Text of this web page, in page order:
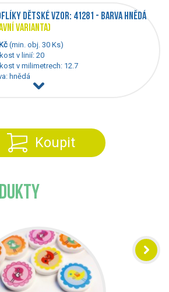
DĚTSKÉ VZOR: 41281 - BARVA HNĚDÁ
VARIANTA)
(min. obj. 30 Ks)
v linií: 20
v milimetrech: 12.7
hnědá
Koupit